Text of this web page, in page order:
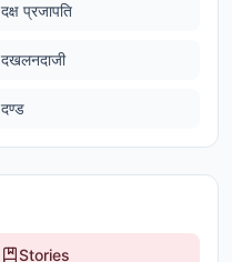
दक्ष प्रजापति
दखलनदाजी
दण्ड
Stories